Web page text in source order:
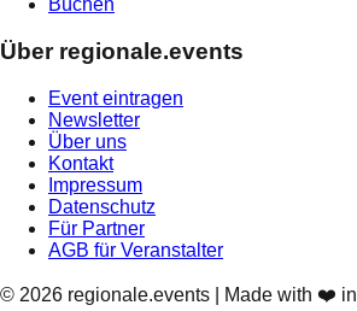
Büchen
Über regionale.events
Event eintragen
Newsletter
Über uns
Kontakt
Impressum
Datenschutz
Für Partner
AGB für Veranstalter
© 2026 regionale.events | Made with ❤️ in